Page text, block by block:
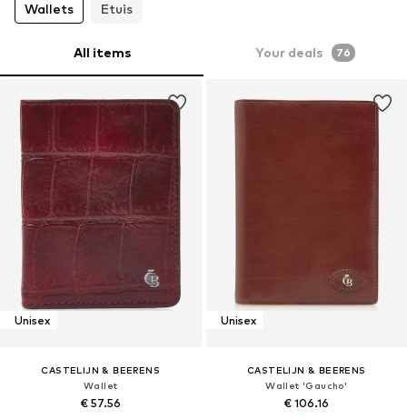
Wallets
Etuis
All items Your deals 76
Unisex
CASTELIJN & BEERENS
Wallet
€ 57.56
Unisex
CASTELIJN & BEERENS
Wallet 'Gaucho'
€ 106.16